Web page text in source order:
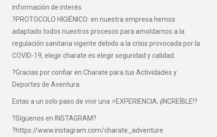
información de interés.
?PROTOCOLO HIGIÉNICO: en nuestra empresa hemos
adaptado todos nuestros procesos para amoldarnos a la
regulación sanitaria vigente debido a la crisis provocada por la
COVID-19, elegir charate es elegir seguridad y calidad.
?Gracias por confiar en Charate para tus Actividades y
Deportes de Aventura.
Estas a un solo paso de vivir una ⚡EXPERIENCIA, ¡INCREÍBLE!?
?Síguenos en INSTAGRAM?
?https://www.instagram.com/charate_adventure